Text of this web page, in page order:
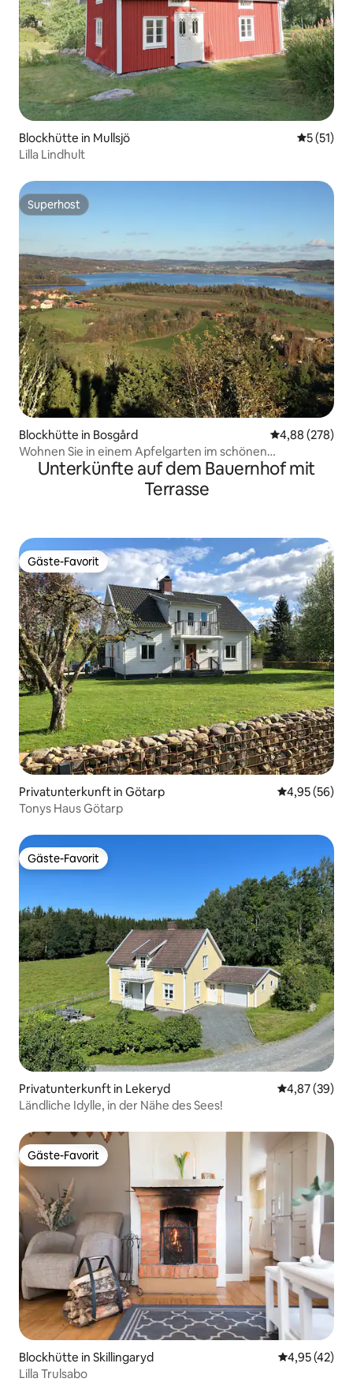
Blockhütte in Mullsjö
5 (51)
Lilla Lindhult
Superhost
Superhost
Blockhütte in Bosgård
4,88 (278)
Wohnen Sie in einem Apfelgarten im schönen
Skärstadalen
Unterkünfte auf dem Bauernhof mit
Terrasse
Gäste-Favorit
Gäste-Favorit
Privatunterkunft in Götarp
4,95 (56)
Tonys Haus Götarp
Gäste-Favorit
Gäste-Favorit
Privatunterkunft in Lekeryd
4,87 (39)
Ländliche Idylle, in der Nähe des Sees!
Gäste-Favorit
Gäste-Favorit
Blockhütte in Skillingaryd
4,95 (42)
Lilla Trulsabo